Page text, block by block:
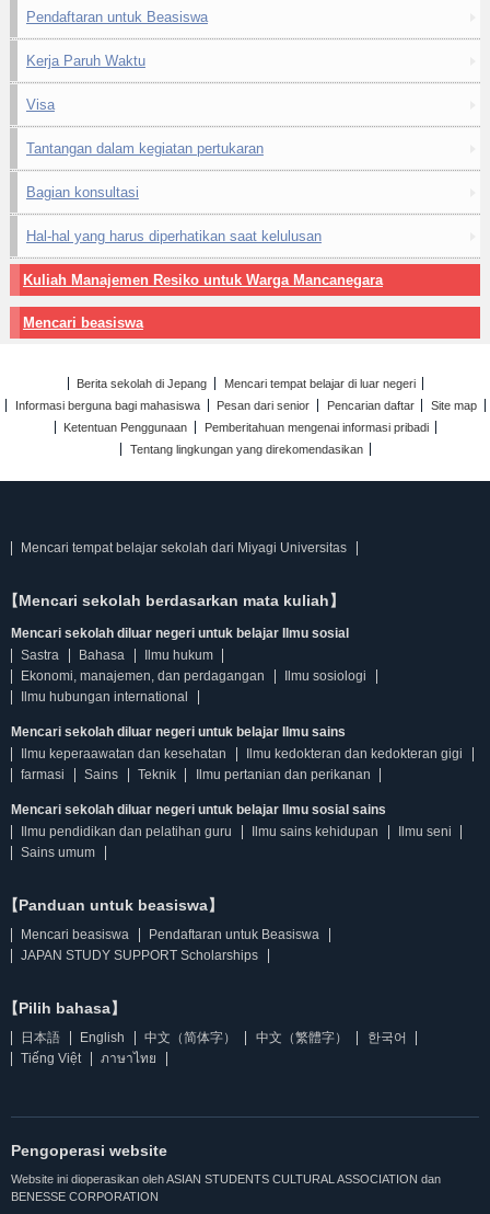
Pendaftaran untuk Beasiswa
Kerja Paruh Waktu
Visa
Tantangan dalam kegiatan pertukaran
Bagian konsultasi
Hal-hal yang harus diperhatikan saat kelulusan
Kuliah Manajemen Resiko untuk Warga Mancanegara
Mencari beasiswa
Berita sekolah di Jepang
Mencari tempat belajar di luar negeri
Informasi berguna bagi mahasiswa
Pesan dari senior Pencarian daftar
Site map
Ketentuan Penggunaan
Pemberitahuan mengenai informasi pribadi
Tentang lingkungan yang direkomendasikan
Mencari tempat belajar sekolah dari Miyagi Universitas
【Mencari sekolah berdasarkan mata kuliah】
Mencari sekolah diluar negeri untuk belajar Ilmu sosial
Sastra
Bahasa
Ilmu hukum
Ekonomi, manajemen, dan perdagangan
Ilmu sosiologi
Ilmu hubungan international
Mencari sekolah diluar negeri untuk belajar Ilmu sains
Ilmu keperaawatan dan kesehatan
Ilmu kedokteran dan kedokteran gigi
farmasi
Sains Teknik Ilmu pertanian dan perikanan
Mencari sekolah diluar negeri untuk belajar Ilmu sosial sains
Ilmu pendidikan dan pelatihan guru
Ilmu sains kehidupan
Ilmu seni
Sains umum
【Panduan untuk beasiswa】
Mencari beasiswa
Pendaftaran untuk Beasiswa
JAPAN STUDY SUPPORT Scholarships
【Pilih bahasa】
日本語 English 中文（简体字） 中文（繁體字）
한국어
Tiếng Việt
ภาษาไทย
Pengoperasi website
Website ini dioperasikan oleh ASIAN STUDENTS CULTURAL ASSOCIATION dan
BENESSE CORPORATION